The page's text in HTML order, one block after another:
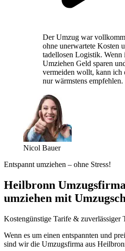
Der Umzug war
ohne unerwartete Kosten
tadellosen Logistik. Wenn
Umziehen Geld sparen
vermeiden wollt, kann ich
nur wärmstens empfehlen.
Nicol Bauer
Entspannt umziehen – ohne Stress!
Heilbronn
umziehen mit
Kostengünstige Tarife & zuverlässiger
Wenn es um einen entspannten und
sind wir die Umzugsfirma aus